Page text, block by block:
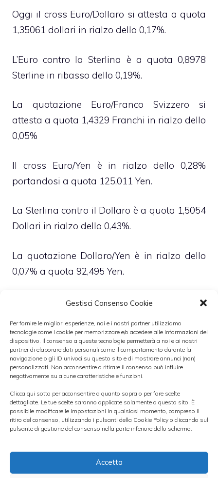
Gestisci Consenso Cookie
Per fornire le migliori esperienze, noi e i nostri partner utilizziamo
tecnologie come i cookie per memorizzare e/o accedere alle informazioni del
dispositivo. Il consenso a queste tecnologie permetterà a noi e ai nostri
partner di elaborare dati personali come il comportamento durante la
navigazione o gli ID univoci su questo sito e di mostrare annunci (non)
personalizzati. Non acconsentire o ritirare il consenso può influire
negativamente su alcune caratteristiche e funzioni.
Clicca qui sotto per acconsentire a quanto sopra o per fare scelte
dettagliate. Le tue scelte saranno applicate solamente a questo sito. È
possibile modificare le impostazioni in qualsiasi momento, compreso il
ritiro del consenso, utilizzando i pulsanti della Cookie Policy o cliccando sul
pulsante di gestione del consenso nella parte inferiore dello schermo.
Accetta
Oggi il cross Euro/Dollaro si attesta a quota
1,35061 dollari in rialzo dello 0,17%.
L’Euro contro la Sterlina è a quota 0,8978
Sterline in ribasso dello 0,19%.
La quotazione Euro/Franco Svizzero si
attesta a quota 1,4329 Franchi in rialzo dello
0,05%
Il cross Euro/Yen è in rialzo dello 0,28%
portandosi a quota 125,011 Yen.
La Sterlina contro il Dollaro è a quota 1,5054
Dollari in rialzo dello 0,43%.
La quotazione Dollaro/Yen è in rialzo dello
0,07% a quota 92,495 Yen.
Il Dollaro contro il Franco Svizzero è a quota
Oggi il petrolio è scambiato a 82,23 Dollari al
barile in rialzo dello 0,07%.
Il prezzo dell’Oro è di 1.111,10 Dollari
all’oncia ,in rialzo dello 2,10% rispetto alla
Il Palladio aumenta il suo prezzo arrivando